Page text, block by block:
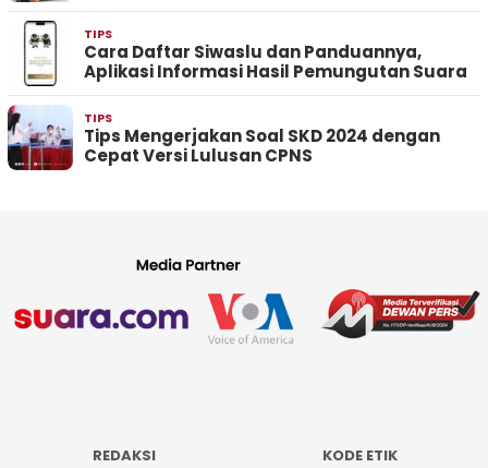
TIPS
Cara Daftar Siwaslu dan Panduannya,
Aplikasi Informasi Hasil Pemungutan Suara
TIPS
Tips Mengerjakan Soal SKD 2024 dengan
Cepat Versi Lulusan CPNS
REDAKSI
KODE ETIK